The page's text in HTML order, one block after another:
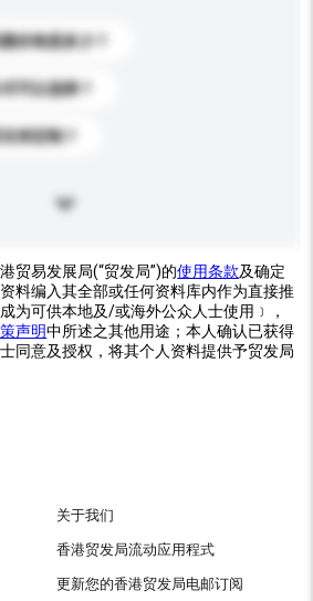
价格是多少？
可以选择？
持定制？
贸易发展局(“贸发局”)的使用条款及确定
料编入其全部或任何资料库内作为直接推
为可供本地及/或海外公众人士使用﹞，
声明中所述之其他用途；本人确认已获得
同意及授权，将其个人资料提供予贸发局
关于我们
香港贸发局流动应用程式
更新您的香港贸发局电邮订阅